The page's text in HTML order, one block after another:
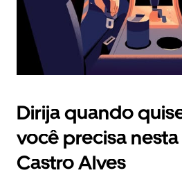
Dirija quando
você precisa
Castro Alves